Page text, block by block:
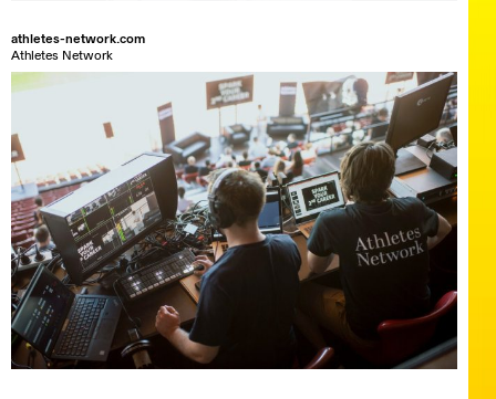
athletes-network.com
Athletes Network